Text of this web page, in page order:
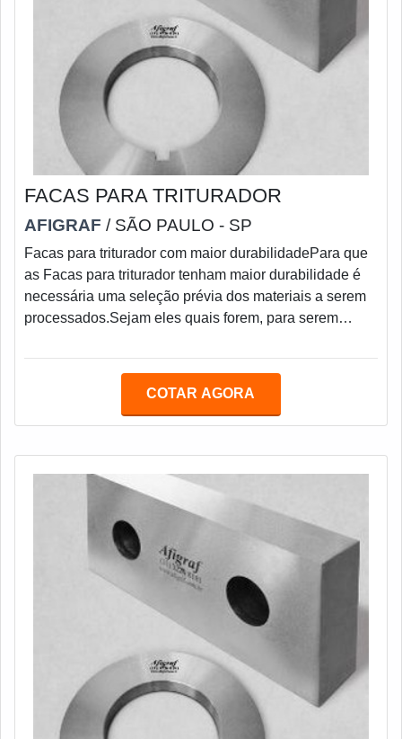
FACAS PARA TRITURADOR
AFIGRAF / SÃO PAULO - SP
Facas para triturador com maior durabilidadePara que
as Facas para triturador tenham maior durabilidade é
necessária uma seleção prévia dos materiais a serem
processados.Sejam eles quais forem, para serem
características de massa, material e dureza.Existem
suma importância consultar sempre, uma empresa
COTAR AGORA